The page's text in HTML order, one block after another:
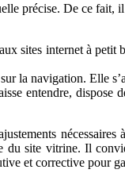
précise. De ce
sites internet à
la navigation. Elle
entendre, dispose
du site vitrine. Il
et corrective pour